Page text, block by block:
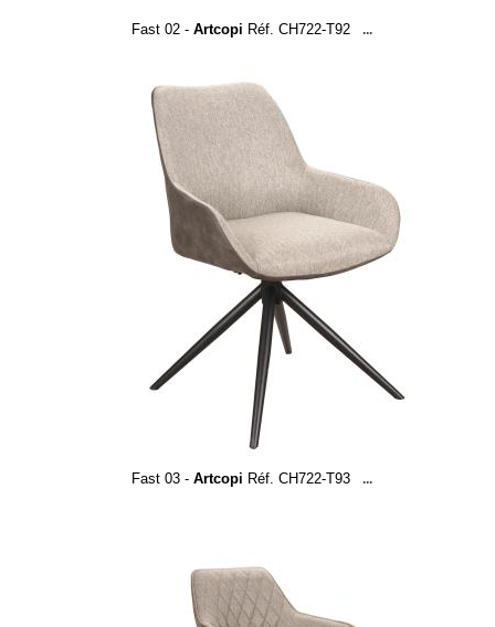
Fast 02 - Artcopi Réf. CH722-T92 ...
Fast 03 - Artcopi Réf. CH722-T93 ...